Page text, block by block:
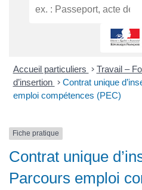
Accueil particuliers > Travail –
d’insertion > Contrat unique
emploi compétences (PEC)
Fiche pratique
Contrat unique
Parcours emploi